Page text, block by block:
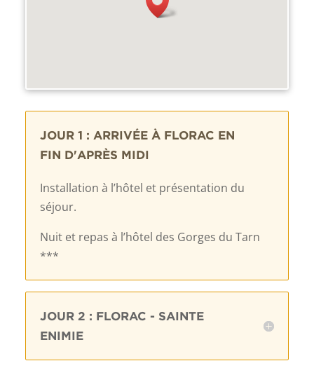
JOUR 1 : ARRIVÉE À FLORAC EN
FIN D'APRÈS MIDI
Installation à l’hôtel et présentation du
séjour.
Nuit et repas à l’hôtel des Gorges du Tarn
***
JOUR 2 : FLORAC - SAINTE
ENIMIE